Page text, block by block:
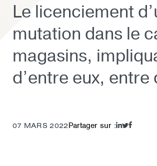
Le licenciement
mutation dans le
magasins,
d’entre eux,
07 MARS 2022Partager sur :